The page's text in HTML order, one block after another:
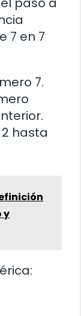
7 en 7
7.
hasta
y